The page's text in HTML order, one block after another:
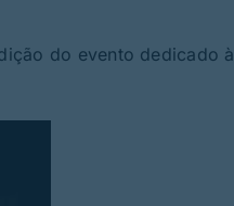
do evento dedicado à